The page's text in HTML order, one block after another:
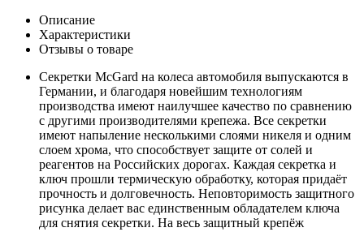
Описание
Характеристики
Отзывы о товаре
Секретки McGard на колеса автомобиля выпускаются в
Германии, и благодаря новейшим технологиям
производства имеют наилучшее качество по сравнению
с другими производителями крепежа. Все секретки
имеют напыление несколькими слоями никеля и одним
слоем хрома, что способствует защите от солей и
реагентов на Российских дорогах. Каждая секретка и
ключ прошли термическую обработку, которая придаёт
прочность и долговечность. Неповторимость защитного
рисунка делает вас единственным обладателем ключа
для снятия секретки. На весь защитный крепёж